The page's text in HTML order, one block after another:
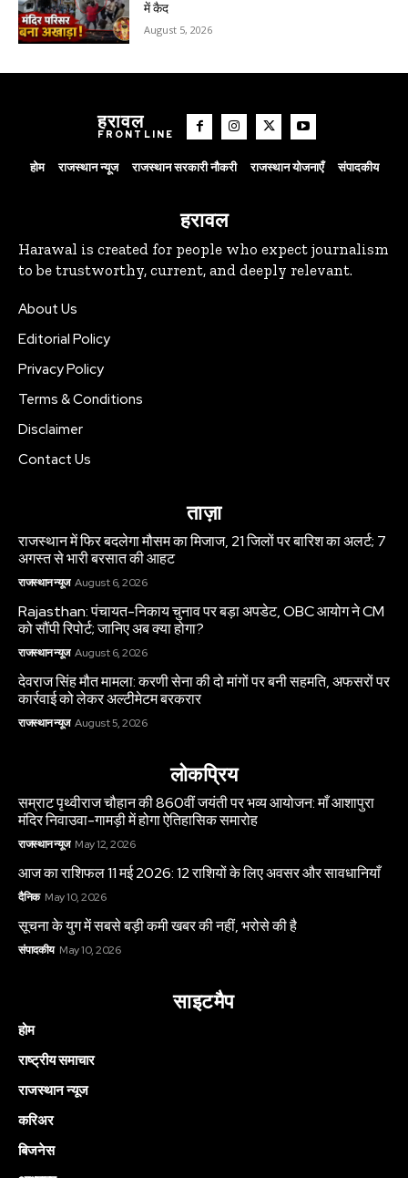
में कैद
August 5, 2026
हरावल
FRONTLINE
होम राजस्थान न्यूज राजस्थान सरकारी नौकरी राजस्थान योजनाएँ संपादकीय
हरावल
Harawal is created for people who expect journalism
to be trustworthy, current, and deeply relevant.
About Us
Editorial Policy
Privacy Policy
Terms & Conditions
Disclaimer
Contact Us
ताज़ा
राजस्थान में फिर बदलेगा मौसम का मिजाज, 21 जिलों पर बारिश का अलर्ट; 7
अगस्त से भारी बरसात की आहट
राजस्थान न्यूज August 6, 2026
Rajasthan: पंचायत-निकाय चुनाव पर बड़ा अपडेट, OBC आयोग ने CM
को सौंपी रिपोर्ट; जानिए अब क्या होगा?
राजस्थान न्यूज August 6, 2026
देवराज सिंह मौत मामला: करणी सेना की दो मांगों पर बनी सहमति, अफसरों पर
कार्रवाई को लेकर अल्टीमेटम बरकरार
राजस्थान न्यूज August 5, 2026
लोकप्रिय
सम्राट पृथ्वीराज चौहान की 860वीं जयंती पर भव्य आयोजन: माँ आशापुरा
मंदिर निवाउवा-गामड़ी में होगा ऐतिहासिक समारोह
राजस्थान न्यूज May 12, 2026
आज का राशिफल 11 मई 2026: 12 राशियों के लिए अवसर और सावधानियाँ
दैनिक May 10, 2026
सूचना के युग में सबसे बड़ी कमी खबर की नहीं, भरोसे की है
संपादकीय May 10, 2026
साइटमैप
होम
राष्ट्रीय समाचार
राजस्थान न्यूज
करिअर
बिजनेस